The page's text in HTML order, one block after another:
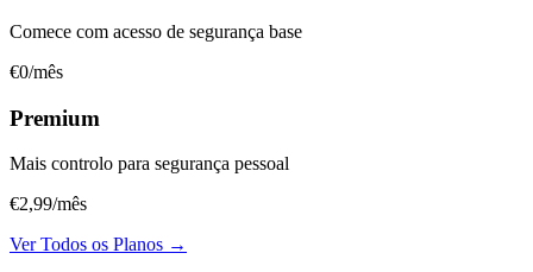
Comece com acesso de segurança base
€0/mês
Premium
Mais controlo para segurança pessoal
€2,99/mês
Ver Todos os Planos →